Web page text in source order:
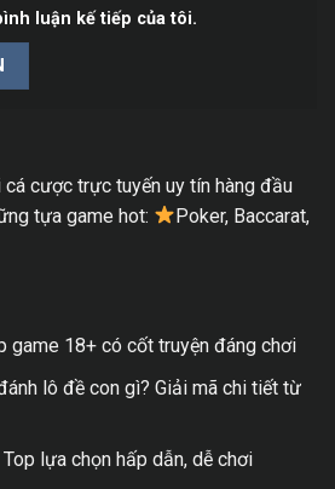
luận kế tiếp của tôi.
cược trực tuyến uy tín hàng đầu
tựa game hot:
Poker, Baccarat,
game 18+ có cốt truyện đáng chơi
lô đề con gì? Giải mã chi tiết từ
lựa chọn hấp dẫn, dễ chơi